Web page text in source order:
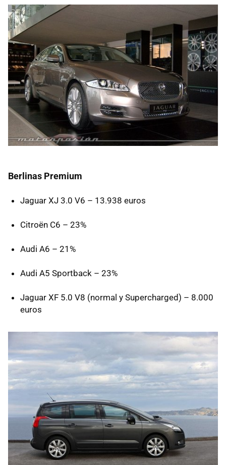
Berlinas Premium
Jaguar XJ 3.0 V6 – 13.938 euros
Citroën C6 – 23%
Audi A6 – 21%
Audi A5 Sportback – 23%
Jaguar XF 5.0 V8 (normal y Supercharged) – 8.000
euros